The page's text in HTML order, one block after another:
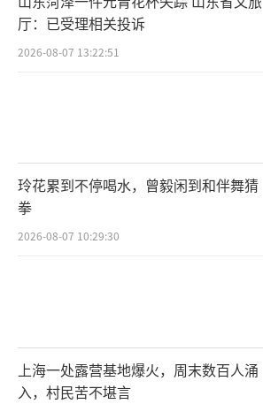
厅：已受理相关投诉
2026-08-07 13:22:51
玲花累到不停喝水，曾毅闲到和伴舞猜
拳
2026-08-07 10:29:30
上海一处露营基地爆火，周末数百人涌
入，村民苦不堪言